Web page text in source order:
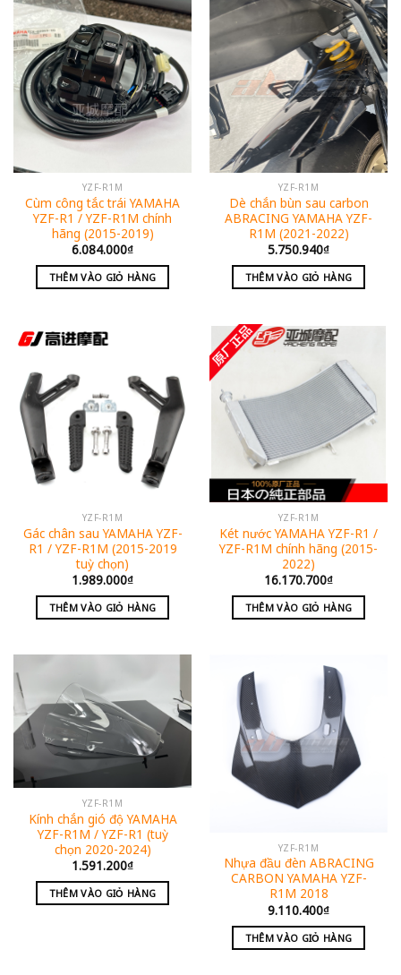
YZF-R1M
Cùm công tắc trái YAMAHA
YZF-R1 / YZF-R1M chính
hãng (2015-2019)
6.084.000₫
THÊM VÀO GIỎ HÀNG
YZF-R1M
Dè chắn bùn sau carbon
ABRACING YAMAHA YZF-
R1M (2021-2022)
5.750.940₫
THÊM VÀO GIỎ HÀNG
YZF-R1M
Gác chân sau YAMAHA YZF-
R1 / YZF-R1M (2015-2019
tuỳ chọn)
1.989.000₫
THÊM VÀO GIỎ HÀNG
YZF-R1M
Két nước YAMAHA YZF-R1 /
YZF-R1M chính hãng (2015-
2022)
16.170.700₫
THÊM VÀO GIỎ HÀNG
YZF-R1M
Kính chắn gió độ YAMAHA
YZF-R1M / YZF-R1 (tuỳ
chọn 2020-2024)
1.591.200₫
THÊM VÀO GIỎ HÀNG
YZF-R1M
Nhựa đầu đèn ABRACING
CARBON YAMAHA YZF-
R1M 2018
9.110.400₫
THÊM VÀO GIỎ HÀNG